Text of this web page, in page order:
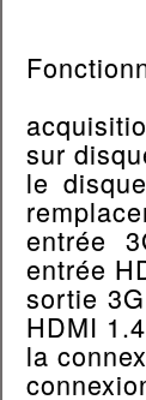
sur
le
entrée
entrée
sortie
HDMI
la